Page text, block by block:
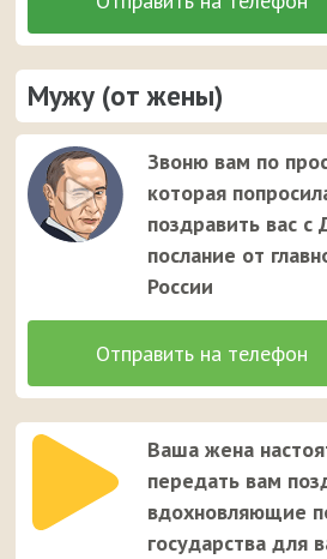
Мужу (от жены)
Звоню вам по
которая
поздравить вас
послание от
России
Ваша жена
передать вам
вдохновляющие
государства для